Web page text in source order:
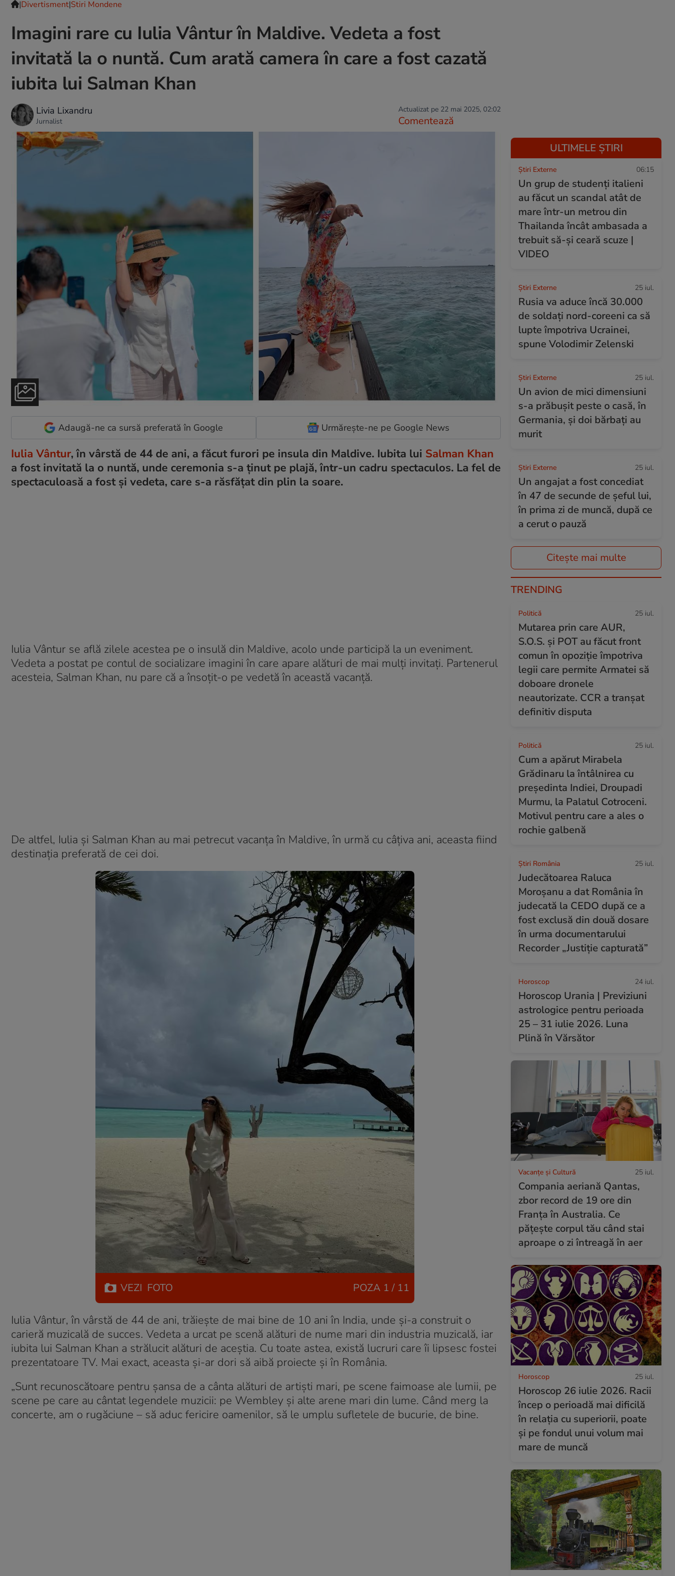
|Divertisment|Stiri Mondene
Imagini rare cu Iulia Vântur în Maldive. Vedeta a fost
invitată la o nuntă. Cum arată camera în care a fost cazată
iubita lui Salman Khan
Livia Lixandru
Jurnalist
Actualizat pe 22 mai 2025, 02:02
Comentează
Adaugă-ne ca sursă preferată în Google Urmărește-ne pe Google News
Iulia Vântur, în vârstă de 44 de ani, a făcut furori pe insula din Maldive. Iubita lui Salman Khan
a fost invitată la o nuntă, unde ceremonia s-a ținut pe plajă, într-un cadru spectaculos. La fel de
spectaculoasă a fost și vedeta, care s-a răsfățat din plin la soare.
Iulia Vântur se află zilele acestea pe o insulă din Maldive, acolo unde participă la un eveniment.
Vedeta a postat pe contul de socializare imagini în care apare alături de mai mulți invitați. Partenerul
acesteia, Salman Khan, nu pare că a însoțit-o pe vedetă în această vacanță.
De altfel, Iulia și Salman Khan au mai petrecut vacanța în Maldive, în urmă cu câțiva ani, aceasta fiind
destinația preferată de cei doi.
VEZI FOTO POZA 1 / 11
Iulia Vântur, în vârstă de 44 de ani, trăiește de mai bine de 10 ani în India, unde și-a construit o
carieră muzicală de succes. Vedeta a urcat pe scenă alături de nume mari din industria muzicală, iar
iubita lui Salman Khan a strălucit alături de aceștia. Cu toate astea, există lucruri care îi lipsesc fostei
prezentatoare TV. Mai exact, aceasta și-ar dori să aibă proiecte și în România.
„Sunt recunoscătoare pentru șansa de a cânta alături de artiști mari, pe scene faimoase ale lumii, pe
scene pe care au cântat legendele muzicii: pe Wembley și alte arene mari din lume. Când merg la
concerte, am o rugăciune – să aduc fericire oamenilor, să le umplu sufletele de bucurie, de bine.
ULTIMELE ȘTIRI
Știri Externe 06:15
Un grup de studenți italieni
au făcut un scandal atât de
mare într-un metrou din
Thailanda încât ambasada a
trebuit să-și ceară scuze |
VIDEO
Știri Externe 25 iul.
Rusia va aduce încă 30.000
de soldaţi nord-coreeni ca să
lupte împotriva Ucrainei,
spune Volodimir Zelenski
Știri Externe 25 iul.
Un avion de mici dimensiuni
s-a prăbușit peste o casă, în
Germania, și doi bărbați au
murit
Știri Externe 25 iul.
Un angajat a fost concediat
în 47 de secunde de șeful lui,
în prima zi de muncă, după ce
a cerut o pauză
Citește mai multe
TRENDING
Politică 25 iul.
Mutarea prin care AUR,
S.O.S. și POT au făcut front
comun în opoziție împotriva
legii care permite Armatei să
doboare dronele
neautorizate. CCR a tranșat
definitiv disputa
Politică 25 iul.
Cum a apărut Mirabela
Grădinaru la întâlnirea cu
președinta Indiei, Droupadi
Murmu, la Palatul Cotroceni.
Motivul pentru care a ales o
rochie galbenă
Știri România 25 iul.
Judecătoarea Raluca
Moroșanu a dat România în
judecată la CEDO după ce a
fost exclusă din două dosare
în urma documentarului
Recorder „Justiție capturată”
Horoscop 24 iul.
Horoscop Urania | Previziuni
astrologice pentru perioada
25 – 31 iulie 2026. Luna
Plină în Vărsător
Vacanțe și Cultură 25 iul.
Compania aeriană Qantas,
zbor record de 19 ore din
Franța în Australia. Ce
pățește corpul tău când stai
aproape o zi întreagă în aer
Horoscop 25 iul.
Horoscop 26 iulie 2026. Racii
încep o perioadă mai dificilă
în relația cu superiorii, poate
și pe fondul unui volum mai
mare de muncă